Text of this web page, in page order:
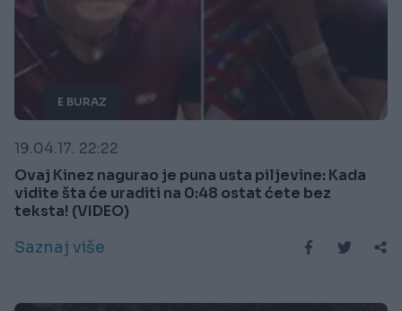
E BURAZ
19.04.17. 22:22
Ovaj Kinez nagurao je puna usta piljevine: Kada
vidite šta će uraditi na 0:48 ostat ćete bez
teksta! (VIDEO)
Saznaj više